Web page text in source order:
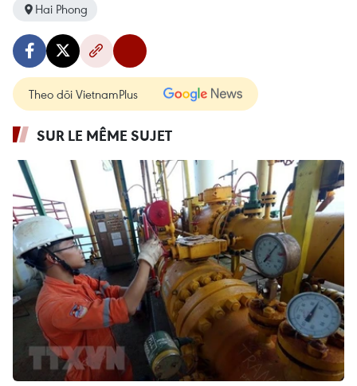
Hai Phong
Theo dõi VietnamPlus
SUR LE MÊME SUJET